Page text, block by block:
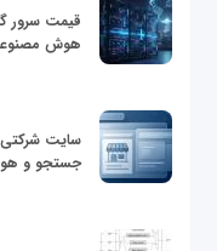
هوش
سایت شرکتی
جستجو و